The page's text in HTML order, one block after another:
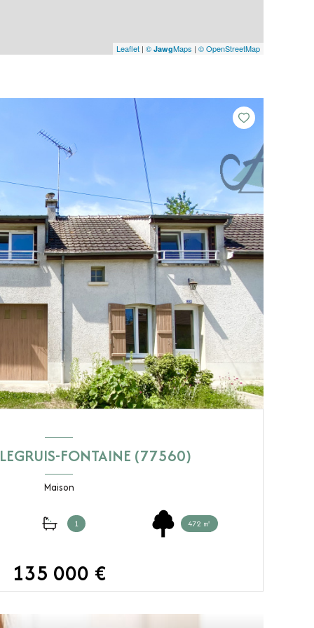
Leaflet | © JawgMaps | © OpenStreetMap
FONTAINE (77560)
Maison
1 472 ㎡
135 000 €